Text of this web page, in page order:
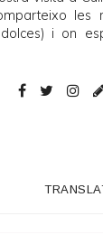
les
dolces) i on